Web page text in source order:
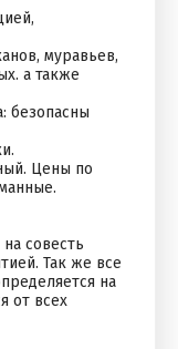
муравьев,
а также
безопасны
Цены по
совесть
Так же все
на
от всех